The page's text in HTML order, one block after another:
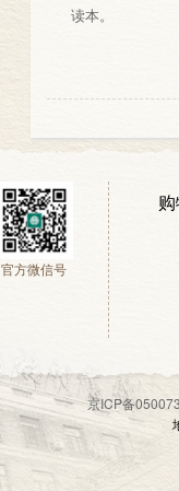
读本。
官方微信号
京ICP备